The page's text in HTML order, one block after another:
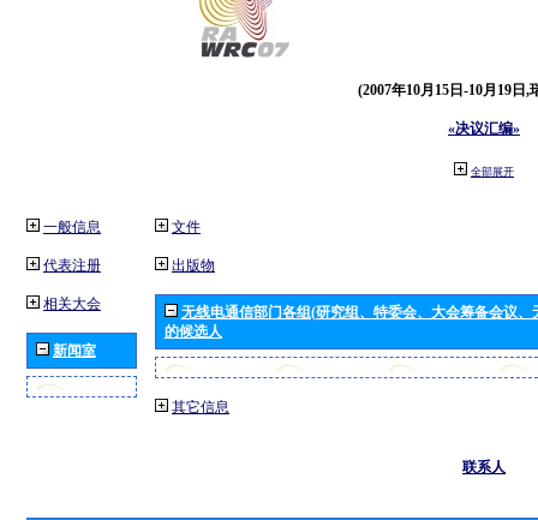
(2007年10月15日-10月19日,
«决议汇编»
全部展开
一般信息
代表注册
相关大会
新闻室
文件
出版物
无线电通信部门各组(研究组、特委会、大会筹备会议
的候选人
其它信息
联系人